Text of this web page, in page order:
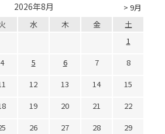
> 9月
2026年8月
水 木 金
土
1
4 5 6 7
8
12 13 14
15
19 20 21
22
26 27 28
29